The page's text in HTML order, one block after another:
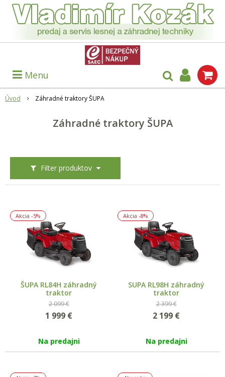
Menu
Úvod Záhradné traktory ŠUPA
Záhradné traktory ŠUPA
Filter produktov
Akcia -5%
ŠUPA RL84H záhradný
traktor
2 099 €
1 999 €
Na predajni
Akcia -8%
SUPA RL98H záhradný
traktor
2 399 €
2 199 €
Na predajni